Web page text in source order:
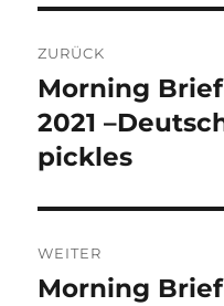
Navigation
ZURÜCK
Vorheriger
Beitrag:
Morning
2021
pickles
WEITER
Nächster
Morning